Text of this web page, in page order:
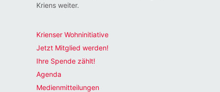
Kriens weiter.
Krienser Wohninitiative
Jetzt Mitglied werden!
Ihre Spende zählt!
Agenda
Medienmitteilungen